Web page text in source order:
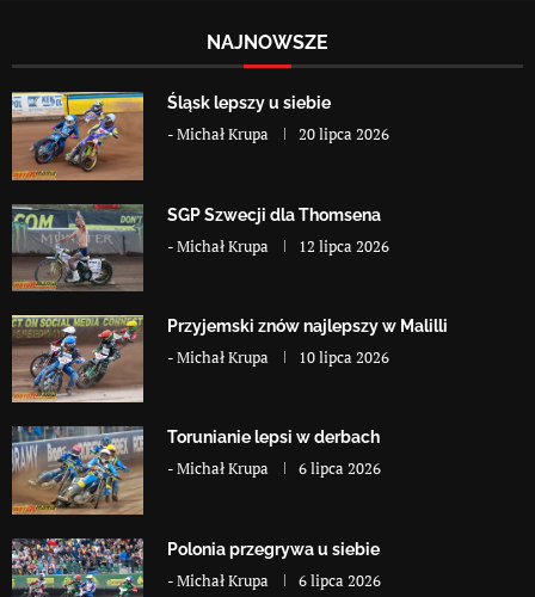
NAJNOWSZE
Śląsk lepszy u siebie
-Michał Krupa 20 lipca 2026
SGP Szwecji dla Thomsena
-Michał Krupa 12 lipca 2026
Przyjemski znów najlepszy w Malilli
-Michał Krupa 10 lipca 2026
Torunianie lepsi w derbach
-Michał Krupa 6 lipca 2026
Polonia przegrywa u siebie
-Michał Krupa 6 lipca 2026